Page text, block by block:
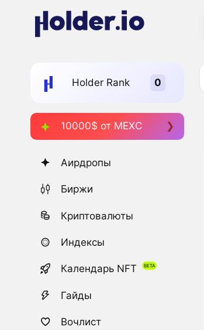
Holder Rank
10000$ от MEXC
Аирдропы
Биржи
Криптовалюты
Индексы
Календарь NFT
Гайды
Вочлист